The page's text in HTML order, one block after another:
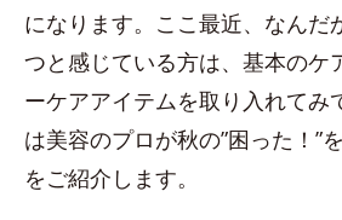
になります。ここ最近、なんだ
つと感じている方は、基本のケ
ーケアアイテムを取り入れてみ
は美容のプロが秋の”困った！”
をご紹介します。